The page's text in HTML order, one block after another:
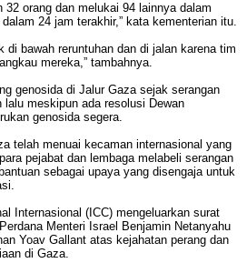
32 orang dan melukai 94 lainnya dalam
24 jam terakhir,” kata kementerian itu.
di bawah reruntuhan dan di jalan karena tim
mereka,” tambahnya.
genosida di Jalur Gaza sejak serangan
lalu meskipun ada resolusi Dewan
genosida segera.
telah menuai kecaman internasional yang
pejabat dan lembaga melabeli serangan
sebagai upaya yang disengaja untuk
Internasional (ICC) mengeluarkan surat
Menteri Israel Benjamin Netanyahu
Yoav Gallant atas kejahatan perang dan
di Gaza.